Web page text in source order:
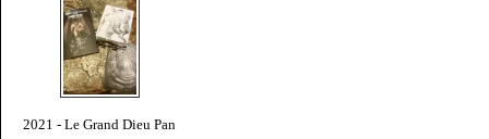
2021 - Le Grand Dieu Pan